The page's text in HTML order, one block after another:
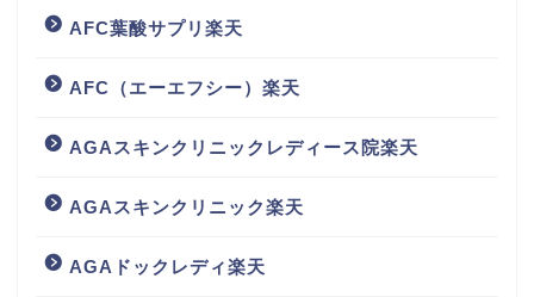
AFC葉酸サプリ楽天
AFC（エーエフシー）楽天
AGAスキンクリニックレディース院楽天
AGAスキンクリニック楽天
AGAドックレディ楽天